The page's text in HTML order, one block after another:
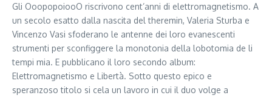
Gli OoopopoiooO riscrivono cent’anni di elettromagnetismo. A
un secolo esatto dalla nascita del theremin, Valeria Sturba e
Vincenzo Vasi sfoderano le antenne dei loro evanescenti
strumenti per sconfiggere la monotonia della lobotomia de li
tempi mia. E pubblicano il loro secondo album:
Elettromagnetismo e Libertà. Sotto questo epico e
speranzoso titolo si cela un lavoro in cui il duo volge a